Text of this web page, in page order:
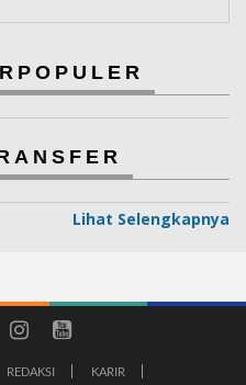
Lihat Selengkapnya
REDAKSI KARIR